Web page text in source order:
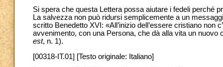
Si spera che questa Lettera possa aiutare i fedeli perché
La salvezza non può ridursi semplicemente a un
scritto Benedetto XVI: «All’inizio dell’essere cristiano non
avvenimento, con una Persona, che dà alla vita un
est, n. 1).
[00318-IT.01] [Testo originale: Italiano]